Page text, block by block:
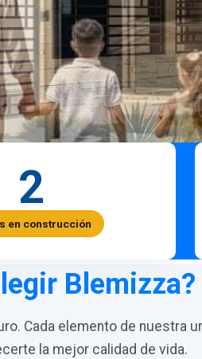
2
en construcción
Blemizza?
Cada elemento de nuestra
la mejor calidad de vida.